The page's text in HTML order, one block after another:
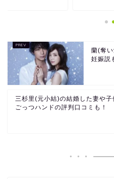
蘭(奪
妊娠説
三杉里(元小結)の結婚した妻や子
ごっつハンドの評判口コミも！